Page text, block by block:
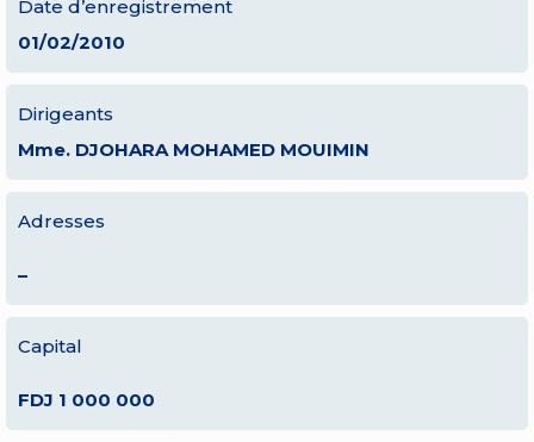
Date d’enregistrement
01/02/2010
Dirigeants
Mme. DJOHARA MOHAMED MOUIMIN
Adresses
–
Capital
FDJ 1 000 000